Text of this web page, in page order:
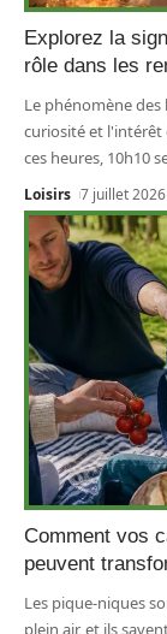
Explorez la
rôle dans les
Le phénomène
curiosité et l'intérêt
ces heures, 10h10
Loisirs 7 juillet 2026
Comment vos
peuvent
Les pique-niques
plein air, et ils